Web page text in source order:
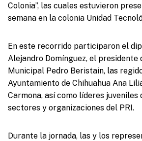
Colonia”, las cuales estuvieron
semana en la colonia Unidad
En este recorrido participaron el
Alejandro Domínguez, el presidente
Municipal Pedro Beristain, las
Ayuntamiento de Chihuahua Ana
Carmona, así como líderes juveniles
sectores y organizaciones del PRI.
Durante la jornada, las y los